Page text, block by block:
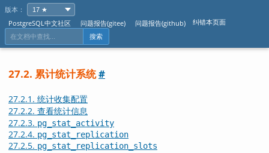
版本：
PostgreSQL中文社区
问题报告(gitee) 问题报告(github) 纠错本页面
搜索
27.2. 累计统计系统#
27.2.1. 统计收集配置
27.2.2. 查看统计信息
27.2.3. pg_stat_activity
27.2.4. pg_stat_replication
27.2.5. pg_stat_replication_slots